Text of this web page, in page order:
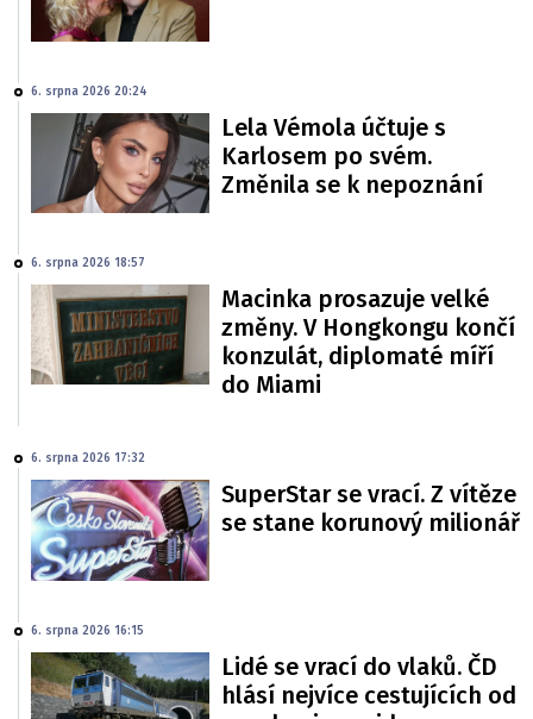
6. srpna 2026 20:24
Lela Vémola účtuje s
Karlosem po svém.
Změnila se k nepoznání
6. srpna 2026 18:57
Macinka prosazuje velké
změny. V Hongkongu končí
konzulát, diplomaté míří
do Miami
6. srpna 2026 17:32
SuperStar se vrací. Z vítěze
se stane korunový milionář
6. srpna 2026 16:15
Lidé se vrací do vlaků. ČD
hlásí nejvíce cestujících od